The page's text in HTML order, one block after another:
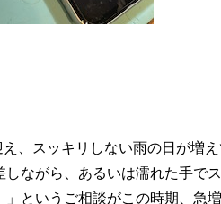
、スッキリしない雨の日が増
ながら、あるいは濡れた手で
というご相談がこの時期、急増